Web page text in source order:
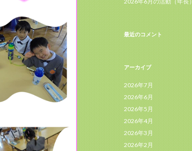
最近のコメント
アーカイブ
2026年7月
2026年6月
2026年5月
2026年4月
2026年3月
2026年2月